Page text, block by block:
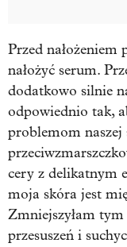
Przed nałożeniem
nałożyć serum.
dodatkowo silnie
odpowiednio tak,
problemom naszej
cery z delikatnym
moja skóra jest
Zmniejszyłam
przesuszeń i